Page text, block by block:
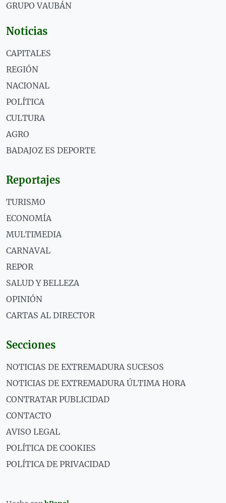
GRUPO VAUBÁN
Noticias
CAPITALES
REGIÓN
NACIONAL
POLÍTICA
CULTURA
AGRO
BADAJOZ ES DEPORTE
Reportajes
TURISMO
ECONOMÍA
MULTIMEDIA
CARNAVAL
REPOR
SALUD Y BELLEZA
OPINIÓN
CARTAS AL DIRECTOR
Secciones
NOTICIAS DE EXTREMADURA SUCESOS
NOTICIAS DE EXTREMADURA ÚLTIMA HORA
CONTRATAR PUBLICIDAD
CONTACTO
AVISO LEGAL
POLÍTICA DE COOKIES
POLÍTICA DE PRIVACIDAD